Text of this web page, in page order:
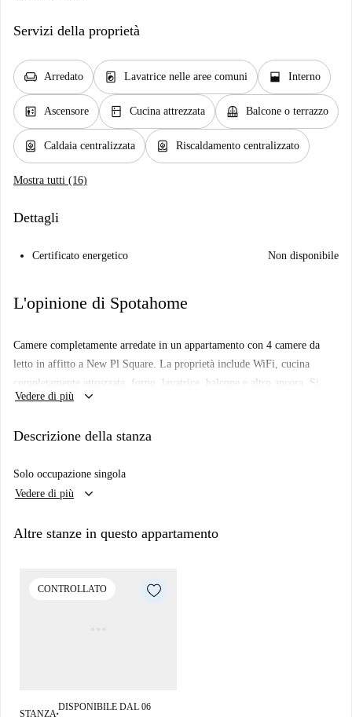
Servizi della proprietà
chair Arredato local_laundry_service Lavatrice nelle aree comuni window_open Interno
elevator Ascensore kitchen Cucina attrezzata balcony Balcone o terrazzo
water_heater Caldaia centralizzata water_heater Riscaldamento centralizzato
Mostra tutti (16)
Dettagli
Certificato energetico Non disponibile
L'opinione di Spotahome
Camere completamente arredate in un appartamento con 4 camere da
letto in affitto a New Pl Square. La proprietà include WiFi, cucina
completamente attrezzata, forno, lavatrice, balcone e altro ancora. Si
trova vicino alla stazione della metropolitana di Bermondsey ea pochi
Vedere di più keyboard_arrow_down
Descrizione della stanza
Solo occupazione singola
Vedere di più
keyboard_arrow_down
Altre stanze in questo appartamento
CONTROLLATO
STANZA ■
DISPONIBILE DAL 06